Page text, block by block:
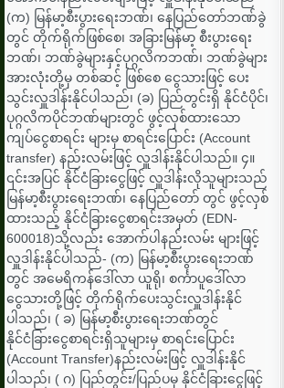
(က) မြန်မာ့စီးပွားရေးဘဏ်၊ နေပြည်တော်ဘဏ်ခွဲ
တွင် တိုက်ရိုက်ဖြစ်စေ၊ အခြားမြန်မာ့ စီးပွားရေး
ဘဏ်၊ ဘဏ်ခွဲများနှင့်ပုဂ္ဂလိကဘဏ်၊ ဘဏ်ခွဲများ
အားလုံးတို့မှ တစ်ဆင့် ဖြစ်စေ ငွေသားဖြင့် ပေး
သွင်းလှူဒါန်းနိုင်ပါသည်၊ (ခ) ပြည်တွင်းရှိ နိုင်ငံပိုင်၊
ပုဂ္ဂလိကပိုင်ဘဏ်များတွင် ဖွင့်လှစ်ထားသော
ကျပ်ငွေစာရင်း များမှ စာရင်းပြောင်း (Account
transfer) နည်းလမ်းဖြင့် လှူဒါန်းနိုင်ပါသည်။ ၄။
၎င်းအပြင် နိုင်ငံခြားငွေဖြင့် လှူဒါန်းလိုသူများသည်
မြန်မာ့စီးပွားရေးဘဏ်၊ နေပြည်တော် တွင် ဖွင့်လှစ်
ထားသည့် နိုင်ငံခြားငွေစာရင်းအမှတ် (EDN-
600018)သို့လည်း အောက်ပါနည်းလမ်း များဖြင့်
လှူဒါန်းနိုင်ပါသည်- (က) မြန်မာ့စီးပွားရေးဘဏ်
တွင် အမေရိကန်ဒေါ်လာ ယူရို၊ စင်္ကာပူဒေါ်လာ
ငွေသားတို့ဖြင့် တိုက်ရိုက်ပေးသွင်းလှူဒါန်းနိုင်
ပါသည်၊ ( ခ) မြန်မာ့စီးပွားရေးဘဏ်တွင်
နိုင်ငံခြားငွေစာရင်းရှိသူများမှ စာရင်းပြောင်း
(Account Transfer)နည်းလမ်းဖြင့် လှူဒါန်းနိုင်
ပါသည်၊ ( ဂ) ပြည်တွင်း/ပြည်ပမှ နိုင်ငံခြားငွေဖြင့်